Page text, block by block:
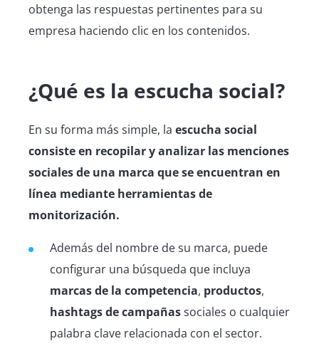
obtenga las respuestas pertinentes para su
empresa haciendo clic en los contenidos.
¿Qué es la escucha social?
En su forma más simple, la escucha social
consiste en recopilar y analizar las menciones
sociales de una marca que se encuentran en
línea mediante herramientas de
monitorización.
Además del nombre de su marca, puede
configurar una búsqueda que incluya
marcas de la competencia, productos,
hashtags de campañassociales o cualquier
palabra clave relacionada con el sector.